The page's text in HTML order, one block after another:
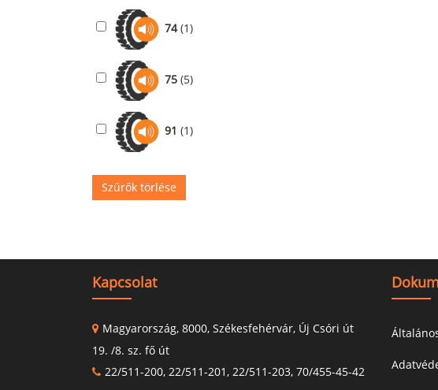
74(1)
75 (5)
91 (1)
Szűrők törlése
Kapcsolat
Magyarország, 8000, Székesfehérvár, Új Csóri út
19. /8. sz. fő út
22/511-200, 22/511-201, 22/511-203, 70/455-45-42